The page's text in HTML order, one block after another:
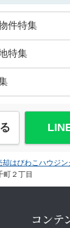
件特集
特集
はびわこハウジン
町２丁目
コンテ